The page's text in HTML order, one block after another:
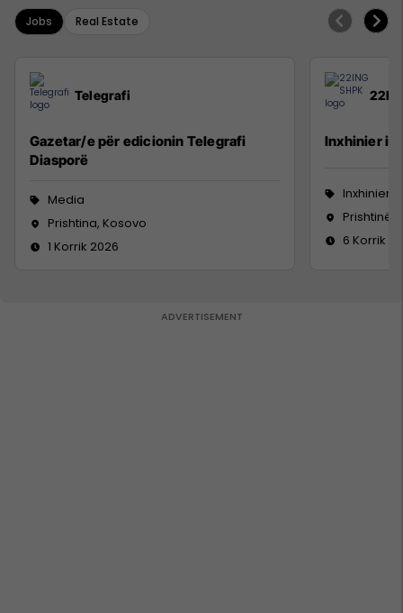
Jobs Real Estate
Telegrafi
Gazetar/e për edicionin Telegrafi
Diasporë
Media
Prishtina, Kosovo
1 Korrik 2026
Inxhinier i
Inxhinieri
Prishtinë
6 Korrik